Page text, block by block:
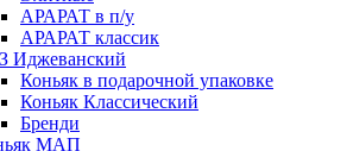
АРАРАТ в п/у
АРАРАТ классик
Иджеванский
Коньяк в подарочной упаковке
Коньяк Классический
Бренди
МАП